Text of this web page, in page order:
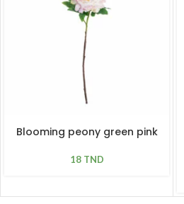
Blooming peony green pink
18 TND